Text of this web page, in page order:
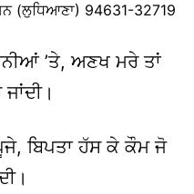
(ਲੁਧਿਆਣਾ) 94631-32719
’ਤੇ, ਅਣਖ ਮਰੇ ਤਾਂ
ਬਿਪਤਾ ਹੱਸ ਕੇ ਕੌਮ ਜੋ